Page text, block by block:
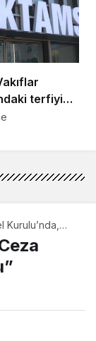
terfiyi
Kurulu’nda,
Usulü